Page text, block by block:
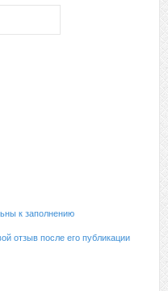
к заполнению
отзыв после его публикации